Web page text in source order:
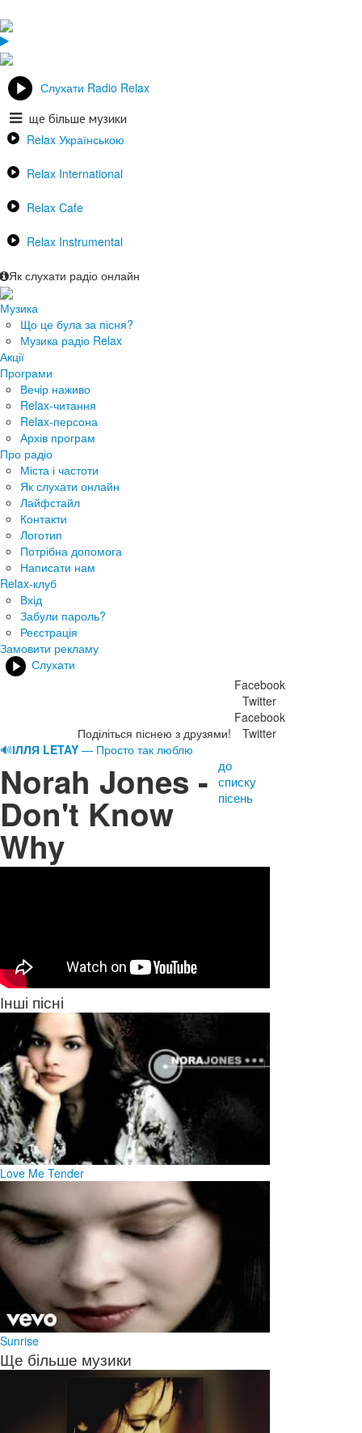
Слухати Radio Relax
ще більше музики
Relax Українською
Relax International
Relax Cafe
Relax Instrumental
Як слухати радіо онлайн
Музика
Що це була за пісня?
Музика радіо Relax
Акції
Програми
Вечір наживо
Relax-читання
Relax-персона
Архів програм
Про радіо
Міста і частоти
Як слухати онлайн
Лайфстайл
Контакти
Логотип
Потрібна допомога
Написати нам
Relax-клуб
Вхід
Забули пароль?
Реєстрація
Замовити рекламу
Слухати
Поділіться піснею з друзями!
Facebook
Twitter
Facebook
Twitter
🔊ІЛЛЯ LETAY — Просто так люблю
Norah Jones -
Don't Know
Why
до
списку
пісень
Інші пісні
Love Me Tender
Sunrise
Ще більше музики